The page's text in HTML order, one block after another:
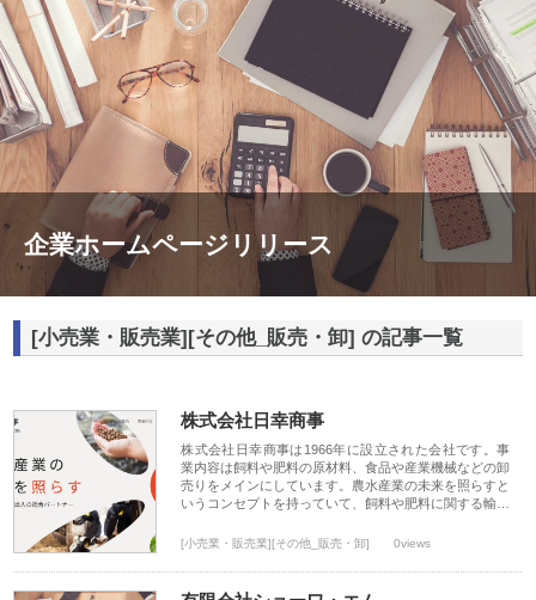
企業ホームページリリース
[小売業・販売業][その他_販売・卸] の記事一覧
株式会社日幸商事
株式会社日幸商事は1966年に設立された会社です。事
業内容は飼料や肥料の原材料、食品や産業機械などの卸
売りをメインにしています。農水産業の未来を照らすと
いうコンセプトを持っていて、飼料や肥料に関する輸…
[小売業・販売業][その他_販売・卸] 0views